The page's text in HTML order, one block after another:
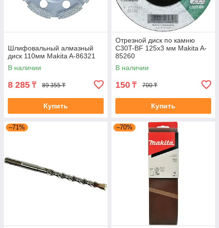
Шлифовальный алмазный
диск 110мм Makita A-86321
В наличии
8 285 ₸ 89 355 ₸
Купить
Отрезной диск по камню
C30T-BF 125x3 мм Makita A-
85260
В наличии
150 ₸ 700 ₸
Купить
–71% –70%